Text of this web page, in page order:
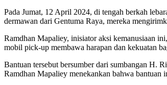
Pada Jumat, 12 April 2024, di tengah berkah
dermawan dari Gentuma Raya, mereka
Ramdhan Mapaliey, inisiator aksi kemanusiaan
mobil pick-up membawa harapan dan kekuatan
Bantuan tersebut bersumber dari sumbangan H.
Ramdhan Mapaliey menekankan bahwa bantuan